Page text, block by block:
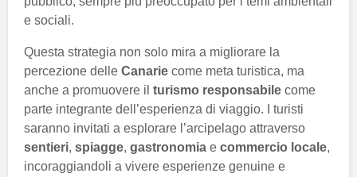
e sociali.
Questa strategia non solo mira a migliorare la
percezione delle Canarie come meta turistica, ma
anche a promuovere il turismo responsabile come
parte integrante dell’esperienza di viaggio. I turisti
saranno invitati a esplorare l’arcipelago attraverso
sentieri, spiagge, gastronomia e commercio locale,
incoraggiandoli a vivere esperienze genuine e